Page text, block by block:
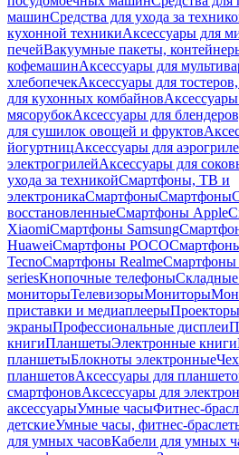
машинСредства для ухода за
кухонной техникиАксессуары для
печейВакуумные пакеты,
кофемашинАксессуары для
хлебопечекАксессуары для
для кухонных комбайнов
мясорубокАксессуары для
для сушилок овощей и фруктов
йогуртницАксессуары для
электрогрилейАксессуары для
ухода за техникойСмартфоны, ТВ и
электроникаСмартфоныСмартфоны
восстановленныеСмартфоны Apple
XiaomiСмартфоны Samsung
HuaweiСмартфоны POCO
TecnoСмартфоны RealmeСмартфоны
seriesКнопочные телефоны
мониторыТелевизорыМониторы
приставки и медиаплеерыПроекторы
экраныПрофессиональные дисплеи
книгиПланшетыЭлектронные книги
планшетыБлокноты электронные
планшетовАксессуары для
смартфоновАксессуары для
аксессуарыУмные часыФитнес-
детскиеУмные часы, фитнес-
для умных часовКабели для умных